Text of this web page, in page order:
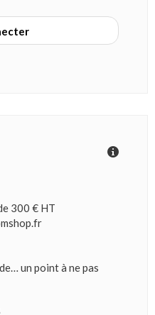
300 € HT
un point à ne pas